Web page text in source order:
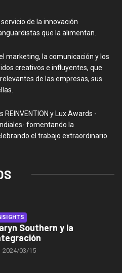
de la innovación
que la alimentan.
marketing, la comunicación y los
creativos e influyentes, que
de las empresas, sus
y Lux Awards -
fomentando la
el trabajo extraordinario
Southern y la
2024/03/15